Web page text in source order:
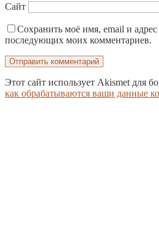
Сайт
Сохранить моё имя, email и адрес
последующих моих комментариев.
Этот сайт использует Akismet для
как обрабатываются ваши данные